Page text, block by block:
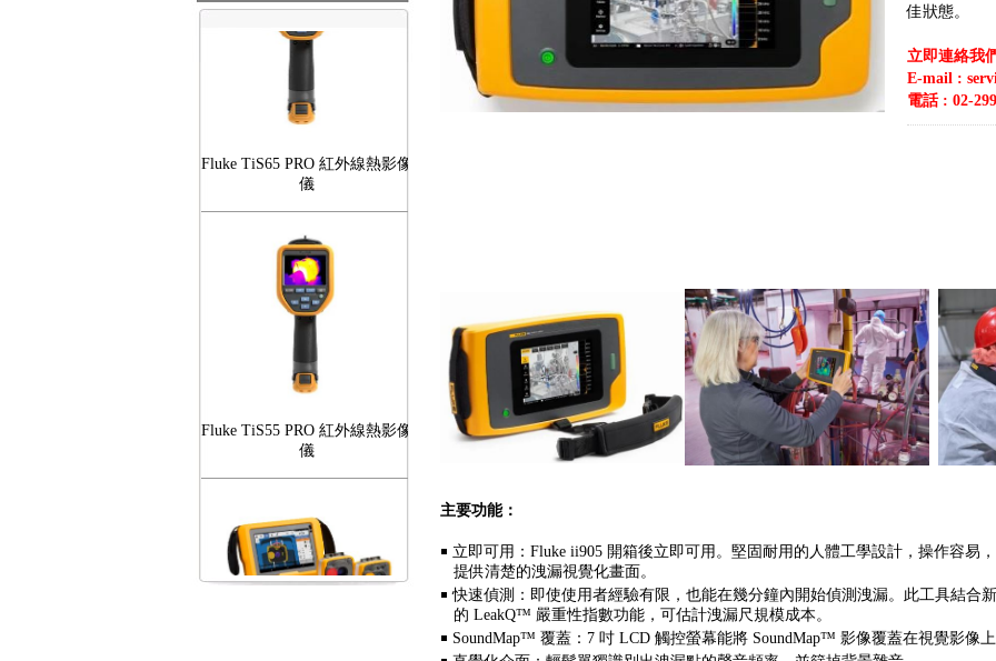
Fluke TiS65 PRO 紅外線熱影像
Fluke TiS55 PRO 紅外線熱影像
佳狀態。
立即連絡我
E-mail :
電話 : 02-
主要功能：
￭ 立即可用：Fluke ii905 開箱後立即可用。堅固耐用的人體工學設計，操作容易
提供清楚的洩漏視覺化畫面。
￭快速偵測：即使使用者經驗有限，也能在幾分鐘內開始偵測洩漏。此工具結合
的 LeakQ™ 嚴重性指數功能，可估計洩漏尺規模成本。
￭ SoundMap™ 覆蓋：7 吋 LCD 觸控螢幕能將 SoundMap™ 影像覆蓋在視覺影像